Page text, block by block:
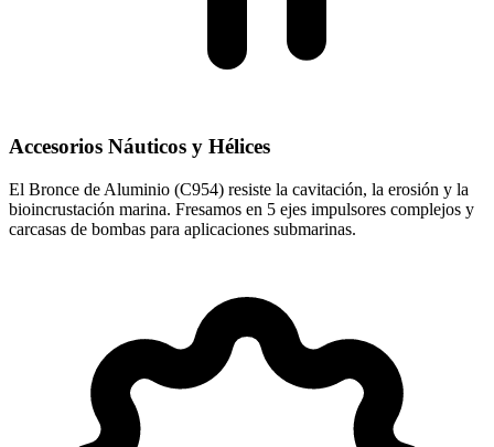
Accesorios Náuticos y Hélices
El Bronce de Aluminio (C954) resiste la cavitación, la erosión y la
bioincrustación marina. Fresamos en 5 ejes impulsores complejos y
carcasas de bombas para aplicaciones submarinas.